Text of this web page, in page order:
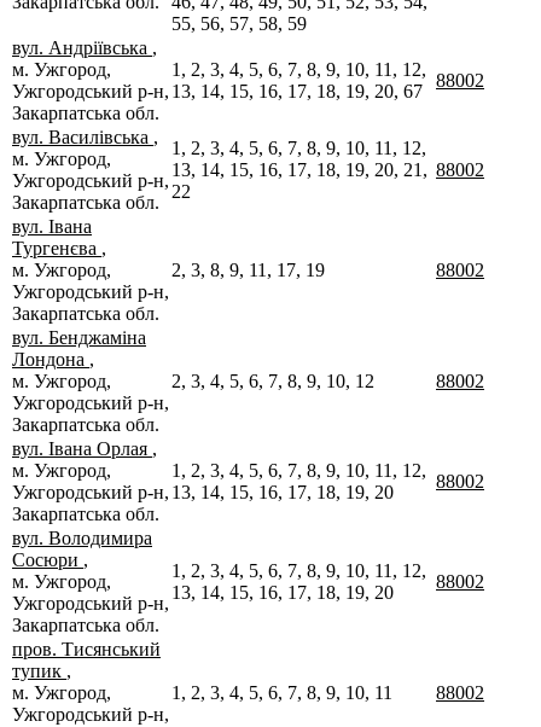
55, 56, 57, 58, 59
вул. Андріївська ,
м. Ужгород,
Ужгородський р-н,
Закарпатська обл.
1, 2, 3, 4, 5, 6, 7, 8, 9, 10, 11, 12,
13, 14, 15, 16, 17, 18, 19, 20, 67
88002
вул. Василівська ,
м. Ужгород,
Ужгородський р-н,
Закарпатська обл.
1, 2, 3, 4, 5, 6, 7, 8, 9, 10, 11, 12,
13, 14, 15, 16, 17, 18, 19, 20, 21,
22
88002
вул. Івана
Тургенєва ,
м. Ужгород,
Ужгородський р-н,
Закарпатська обл.
2, 3, 8, 9, 11, 17, 19 88002
вул. Бенджаміна
Лондона ,
м. Ужгород,
Ужгородський р-н,
Закарпатська обл.
2, 3, 4, 5, 6, 7, 8, 9, 10, 12 88002
вул. Івана Орлая ,
м. Ужгород,
Ужгородський р-н,
Закарпатська обл.
1, 2, 3, 4, 5, 6, 7, 8, 9, 10, 11, 12,
13, 14, 15, 16, 17, 18, 19, 20
88002
вул. Володимира
Сосюри ,
м. Ужгород,
Ужгородський р-н,
Закарпатська обл.
1, 2, 3, 4, 5, 6, 7, 8, 9, 10, 11, 12,
13, 14, 15, 16, 17, 18, 19, 20
88002
пров. Тисянський
тупик ,
м. Ужгород,
Ужгородський р-н,
1, 2, 3, 4, 5, 6, 7, 8, 9, 10, 11 88002